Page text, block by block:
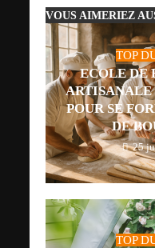
VOUS AIMERIEZ
TOP
ECOLE DE
ARTISANALE
POUR SE
DE
25
TOP